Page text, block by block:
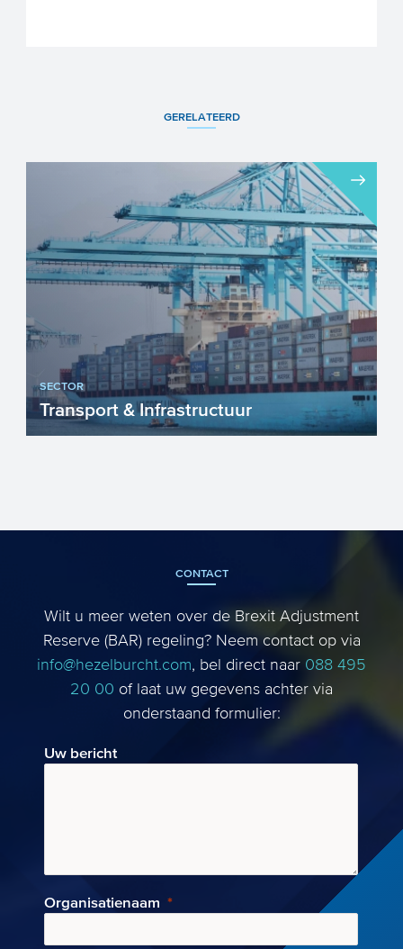
GERELATEERD
SECTOR
Transport & Infrastructuur
CONTACT
Wilt u meer weten over de Brexit Adjustment
Reserve (BAR) regeling? Neem contact op via
info@hezelburcht.com, bel direct naar 088 495
20 00 of laat uw gegevens achter via
onderstaand formulier:
Uw bericht
Organisatienaam